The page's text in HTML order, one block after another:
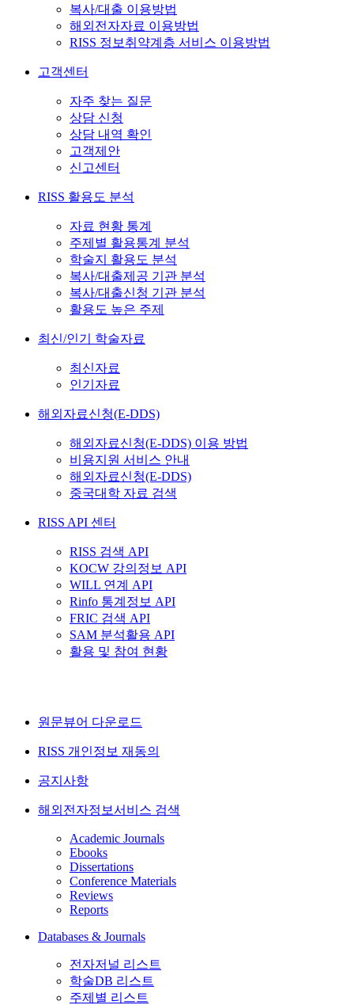
복사/대출 이용방법
해외전자자료 이용방법
RISS 정보취약계층 서비스 이용방법
고객센터
자주 찾는 질문
상담 신청
상담 내역 확인
고객제안
신고센터
RISS 활용도 분석
자료 현황 통계
주제별 활용통계 분석
학술지 활용도 분석
복사/대출제공 기관 분석
복사/대출신청 기관 분석
활용도 높은 주제
최신/인기 학술자료
최신자료
인기자료
해외자료신청(E-DDS)
해외자료신청(E-DDS) 이용 방법
비용지원 서비스 안내
해외자료신청(E-DDS)
중국대학 자료 검색
RISS API 센터
RISS 검색 API
KOCW 강의정보 API
WILL 연계 API
Rinfo 통계정보 API
FRIC 검색 API
SAM 분석활용 API
활용 및 참여 현황
원문뷰어 다운로드
RISS 개인정보 재동의
공지사항
해외전자정보서비스 검색
Academic Journals
Ebooks
Dissertations
Conference Materials
Reviews
Reports
Databases & Journals
전자저널 리스트
학술DB 리스트
주제별 리스트